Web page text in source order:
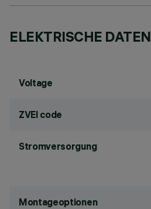
ELEKTRISCHE DATEN
Voltage
ZVEI code
Stromversorgung
Montageoptionen